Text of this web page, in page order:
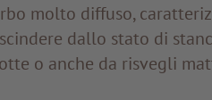
molto diffuso,
dallo stato di
o anche da risvegli